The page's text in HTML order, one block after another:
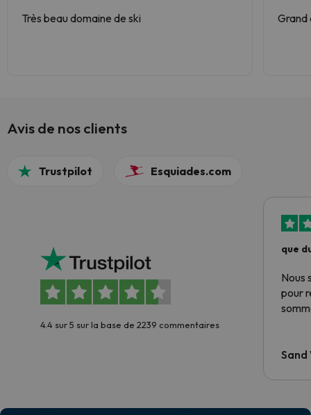
Très beau domaine de ski Grand
Avis de nos clients
Trustpilot Esquiades.com
4.4 sur 5 sur la base de 2239 commentaires
que
Nous
pour
Sand